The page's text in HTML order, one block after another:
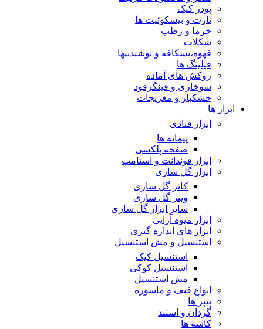
پودر کیک
تارت و بیسکوئیت ها
خرما و رطب
شکلات
قهوه،نسکافه و نوشیدنیها
فیلینگ ها
روکش های آماده
سوخاری و فینگرفود
خشکبار و مغزیجات
ابزار ها
ابزار قنادی
پیمانه ها
صفحه پلکسی
ابزار فوندانت و استامپ
ابزار گل سازی
کاتر گل سازی
وینر گل سازی
سایر ابزار گل سازی
ابزار میوه آرایی
ابزار های اندازه گیری
استنسیل و مش استنسیل
استنسیل کیک
استنسیل کوکی
مش استنسیل
انواع قیف و ماسوره
پیپر ها
گردان و استند
کاسه ها